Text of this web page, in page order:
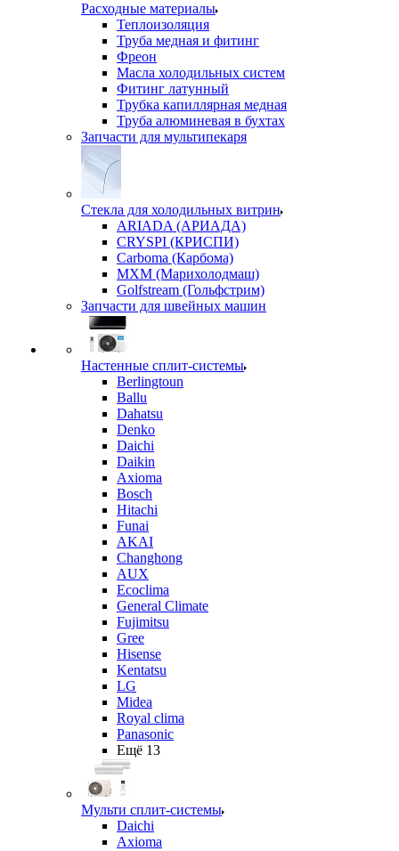
Расходные материалы
Теплоизоляция
Труба медная и фитинг
Фреон
Масла холодильных систем
Фитинг латунный
Трубка капиллярная медная
Труба алюминевая в бухтах
Запчасти для мультипекаря
Стекла для холодильных витрин
ARIADA (АРИАДА)
CRYSPI (КРИСПИ)
Carboma (Карбома)
MXM (Марихолодмаш)
Golfstream (Гольфстрим)
Запчасти для швейных машин
Настенные сплит-системы
Berlingtoun
Ballu
Dahatsu
Denko
Daichi
Daikin
Axioma
Bosch
Hitachi
Funai
AKAI
Changhong
AUX
Ecoclima
General Climate
Fujimitsu
Gree
Hisense
Kentatsu
LG
Midea
Royal clima
Panasonic
Ещё 13
Мульти сплит-системы
Daichi
Axioma